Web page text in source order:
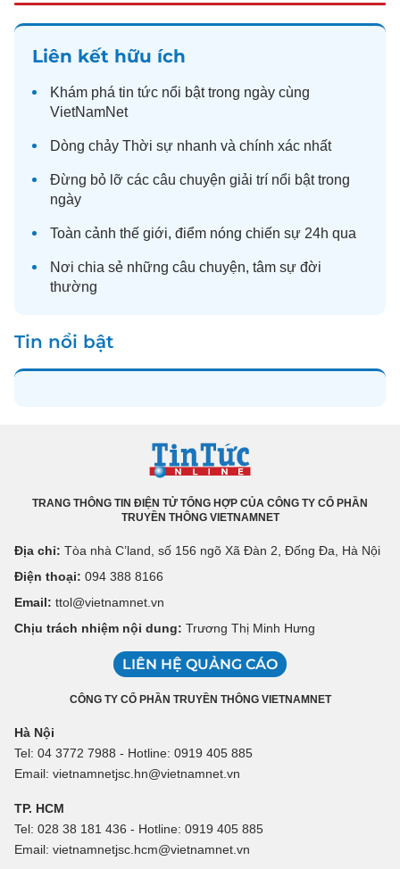
Liên kết hữu ích
Khám phá tin tức nổi bật trong ngày cùng
VietNamNet
Dòng chảy Thời sự nhanh và chính xác nhất
Đừng bỏ lỡ các câu chuyện giải trí nổi bật trong
ngày
Toàn cảnh thế giới, điểm nóng chiến sự 24h qua
Nơi chia sẻ những câu chuyện, tâm sự đời
thường
Tin nổi bật
TRANG THÔNG TIN ĐIỆN TỬ TỔNG HỢP CỦA CÔNG TY CỔ PHẦN
TRUYỀN THÔNG VIETNAMNET
Địa chỉ: Tòa nhà C’land, số 156 ngõ Xã Đàn 2, Đống Đa, Hà Nội
Điện thoại: 094 388 8166
Email: ttol@vietnamnet.vn
Chịu trách nhiệm nội dung: Trương Thị Minh Hưng
LIÊN HỆ QUẢNG CÁO
CÔNG TY CỔ PHẦN TRUYỀN THÔNG VIETNAMNET
Hà Nội
Tel: 04 3772 7988 - Hotline: 0919 405 885
Email: vietnamnetjsc.hn@vietnamnet.vn
TP. HCM
Tel: 028 38 181 436 - Hotline: 0919 405 885
Email: vietnamnetjsc.hcm@vietnamnet.vn